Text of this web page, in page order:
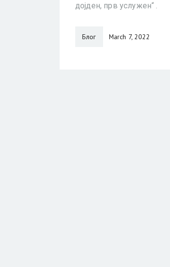
дојден, прв услужен“ .
Блог March 7, 2022